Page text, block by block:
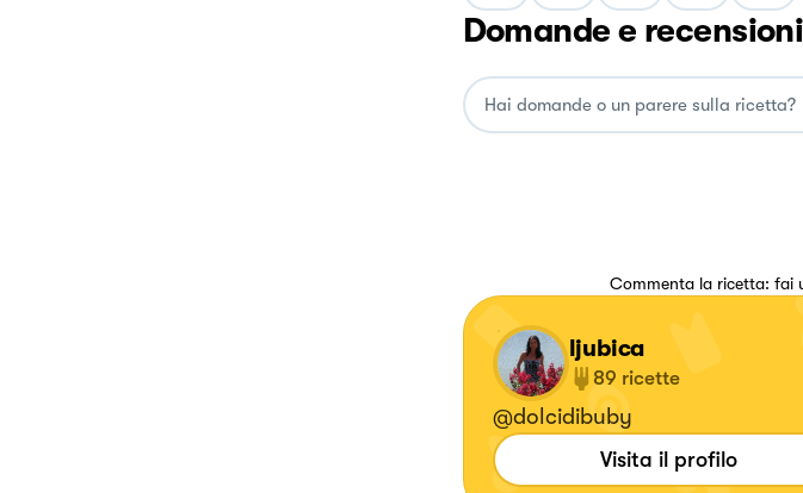
Domande e recensioni
Commenta la ricetta: fai
ljubica
89 ricette
@dolcidibuby
Visita il profilo